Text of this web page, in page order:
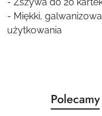
- Miękki,
użytkowania
Pomiń karuzelę
Produkty
Polecamy